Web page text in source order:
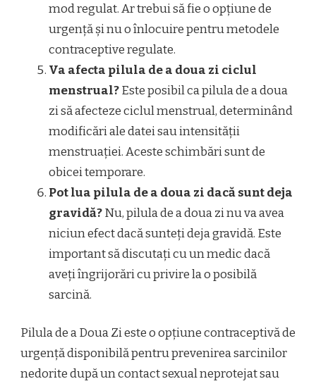
mod regulat. Ar trebui să fie o opțiune de
urgență și nu o înlocuire pentru metodele
contraceptive regulate.
Va afecta pilula de a doua zi ciclul
menstrual?Este posibil ca pilula de a doua
zi să afecteze ciclul menstrual, determinând
modificări ale datei sau intensității
menstruației. Aceste schimbări sunt de
obicei temporare.
Pot lua pilula de a doua zi dacă sunt deja
gravidă?Nu, pilula de a doua zi nu va avea
niciun efect dacă sunteți deja gravidă. Este
important să discutați cu un medic dacă
aveți îngrijorări cu privire la o posibilă
sarcină.
Pilula de a Doua Zi este o opțiune contraceptivă de
urgență disponibilă pentru prevenirea sarcinilor
nedorite după un contact sexual neprotejat sau